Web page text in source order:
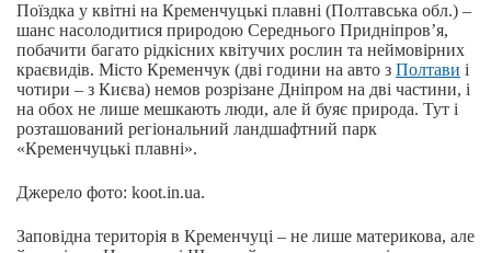
Поїздка у квітні на Кременчуцькі плавні (Полтавська обл.) –
шанс насолодитися природою Середнього Придніпров’я,
побачити багато рідкісних квітучих рослин та неймовірних
краєвидів. Місто Кременчук (дві години на авто з Полтави і
чотири – з Києва) немов розрізане Дніпром на дві частини, і
на обох не лише мешкають люди, але й буяє природа. Тут і
розташований регіональний ландшафтний парк
«Кременчуцькі плавні».
Джерело фото: koot.in.ua.
Заповідна територія в Кременчуці – не лише материкова, але